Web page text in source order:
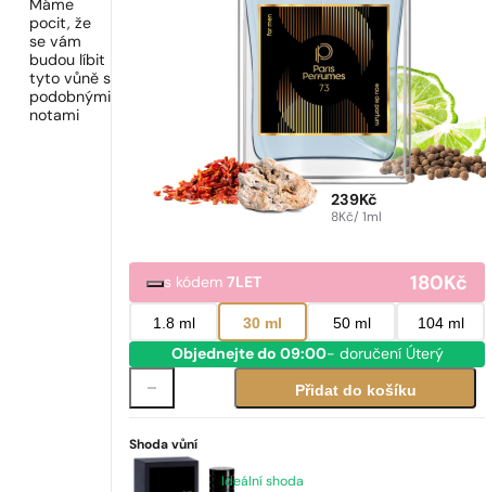
Máme
pocit, že
se vám
budou líbit
tyto vůně s
podobnými
notami
239 Kč
8Kč/ 1ml
s kódem7LET 180 Kč
1.8 ml 30 ml 50 ml 104 ml
Objednejte do 09:00- doručení Úterý
Přidat do košíku
Shoda vůní
Ideální shoda